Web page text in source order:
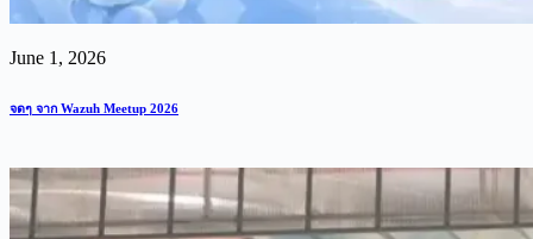
June 1, 2026
จดๆ จาก Wazuh Meetup 2026